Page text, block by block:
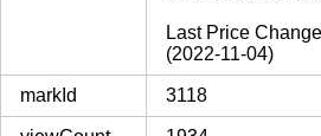
Last Price
(2022-11-04)
markId 3118